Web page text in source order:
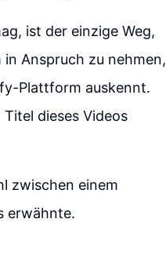
ist der einzige Weg,
Anspruch zu nehmen,
Plattform auskennt.
dieses Videos
zwischen einem
erwähnte.